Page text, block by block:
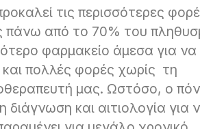
τις περισσότερες
πάνω από το 70% του
φαρμακείο άμεσα για να
πολλές φορές χωρίς τη
μας. Ωστόσο, ο
διάγνωση και αιτιολογία για